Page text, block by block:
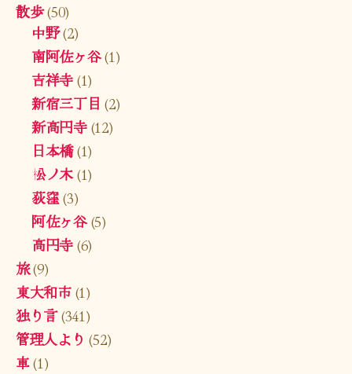
散歩(50)
中野(2)
南阿佐ヶ谷(1)
吉祥寺(1)
新宿三丁目 (2)
新高円寺(12)
日本橋(1)
松ノ木(1)
荻窪(3)
阿佐ヶ谷(5)
高円寺(6)
旅(9)
東大和市(1)
独り言(341)
管理人より (52)
車(1)